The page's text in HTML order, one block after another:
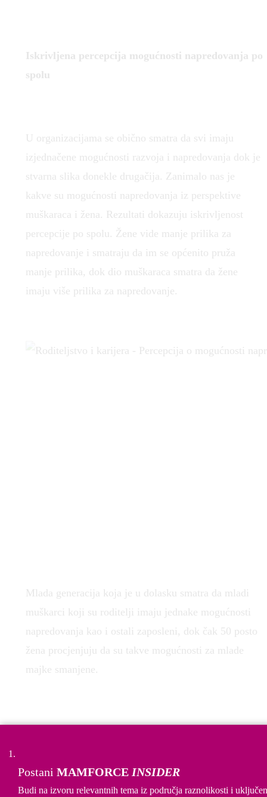
Iskrivljena percepcija mogućnosti napredovanja po
spolu
U organizacijama se obično smatra da svi imaju
izjednačene mogućnosti razvoja i napredovanja dok je
stvarna slika donekle drugačija. Zanimalo nas je
kakve su mogućnosti napredovanja iz perspektive
muškaraca i žena. Rezultati dokazuju iskrivljenost
percepcije po spolu. Žene vide manje prilika za
napredovanje i smatraju da im se općenito pruža
manje prilika, dok dio muškaraca smatra da žene
imaju više prilika za napredovanje.
Mlada generacija koja je u dolasku smatra da mladi
muškarci koji su roditelji imaju jednake mogućnosti
napredovanja kao i ostali zaposleni, dok čak 50 posto
žena procjenjuju da su takve mogućnosti za mlade
majke smanjene.
Postani MAMFORCE INSIDER
Budi na izvoru relevantnih tema iz područja raznolikosti i